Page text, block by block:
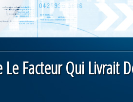
Facteur Qui Livrait